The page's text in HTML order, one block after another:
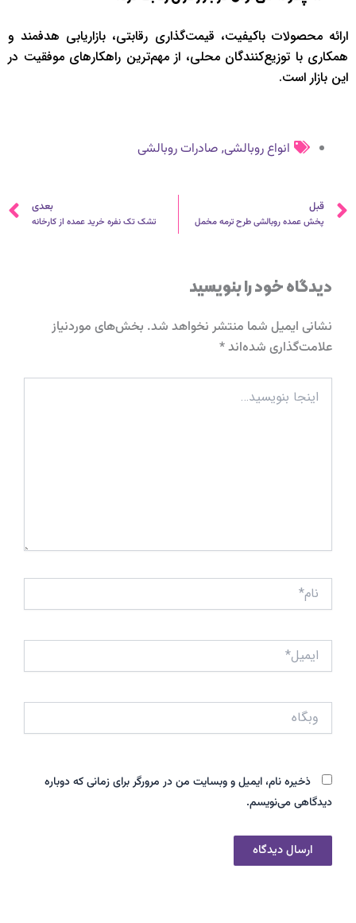
ارائه محصولات باکیفیت، قیمت‌گذاری رقابتی، بازاریابی هدفمند و
همکاری با توزیع‌کنندگان محلی، از مهم‌ترین راهکارهای موفقیت در
این بازار است.
انواع روبالشی, صادرات روبالشی
قبلی
قبل
پخش عمده روبالشی‌ طرح ترمه مخمل
بعدی
تشک تک نفره خرید عمده از کارخانه
دیدگاه‌ خود را بنویسید
نشانی ایمیل شما منتشر نخواهد شد. بخش‌های موردنیاز
علامت‌گذاری شده‌اند*
بنویسید…
نام*
ایمیل*
ذخیره نام، ایمیل و وبسایت من در مرورگر برای زمانی که دوباره
دیدگاهی می‌نویسم.